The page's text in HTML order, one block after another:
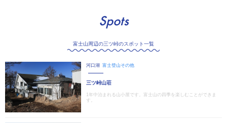
Spots
富士山周辺の三ツ峠のスポット一覧
河口湖 富士登山その他
三ツ峠山荘
1年中泊まれる山小屋です。富士山の四季を楽しむことができま
す。